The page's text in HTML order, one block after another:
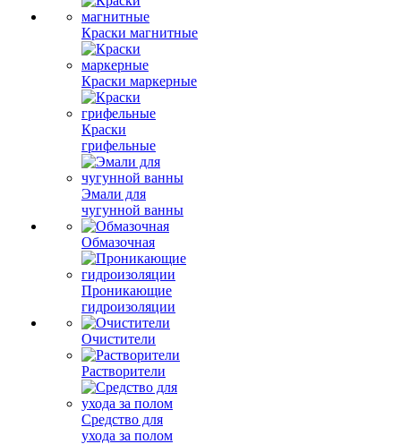
Краски магнитные
Краски маркерные
Краски
грифельные
Эмали для
чугунной ванны
Обмазочная
Проникающие
гидроизоляции
Очистители
Растворители
Средство для
ухода за полом